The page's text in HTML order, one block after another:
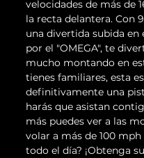
velocidades de más de
la recta delantera. Con
una divertida subida en
por el "OMEGA", te
mucho montando en
tienes familiares, esta es
definitivamente una
harás que asistan
más puedes ver a las
volar a más de 100
todo el día? ¡Obtenga